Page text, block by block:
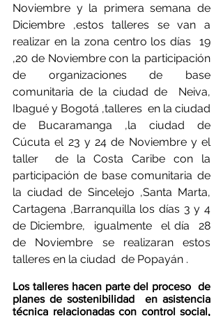
Noviembre y la primera semana de
Diciembre ,estos talleres se van a
realizar en la zona centro los días  19
,20 de Noviembre con la participación
de organizaciones de base
comunitaria de la ciudad de  Neiva,
Ibagué y Bogotá ,talleres  en la ciudad
de Bucaramanga ,la ciudad de
Cúcuta el 23 y 24 de Noviembre y el
taller  de la Costa Caribe con la
participación de base comunitaria de
la ciudad de Sincelejo ,Santa Marta,
Cartagena ,Barranquilla los días 3 y 4
de Diciembre,  igualmente  el día  28
de Noviembre se realizaran estos
talleres en la ciudad  de Popayán .
Los talleres hacen parte del proceso  de
planes de sostenibilidad  en asistencia
técnica relacionadas con control social,